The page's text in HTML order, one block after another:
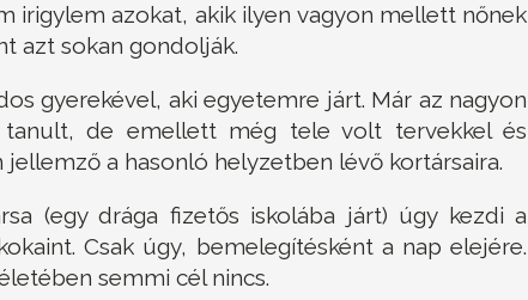
irigylem azokat, akik ilyen vagyon mellett nőnek
azt sokan gondolják.
gyerekével, aki egyetemre járt. Már az nagyon
tanult, de emellett még tele volt tervekkel és
a hasonló helyzetben lévő kortársaira.
(egy drága fizetős iskolába járt) úgy kezdi a
Csak úgy, bemelegítésként a nap elejére.
semmi cél nincs.